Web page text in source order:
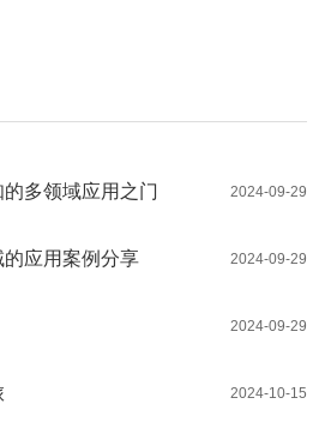
2024-09-29
多领域应用之门
2024-09-29
应用案例分享
2024-09-29
2024-10-15